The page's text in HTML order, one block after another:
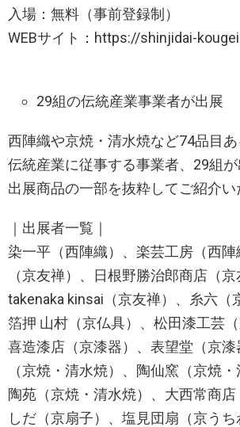
入場：無料（事前登録制）
WEBサイト：https://shinjidai-
29組の伝統産業事業者が出展
西陣織や京焼・清水焼など74品目
伝統産業に従事する事業者、29組が
出展商品の一部を抜粋してご紹介い
｜出展者一覧｜
染一平（西陣織）、楽芸工房（西
（京友禅）、日根野勝治郎商店（京
takenaka kinsai（京友禅）、糸六（
箔押 山村（京仏具）、松田漆工芸
喜造漆店（京漆器）、表望堂（京
（京焼・清水焼）、陶仙窯（京焼
陶苑（京焼・清水焼）、大西常商
しだ（京扇子）、塩見団扇（京う